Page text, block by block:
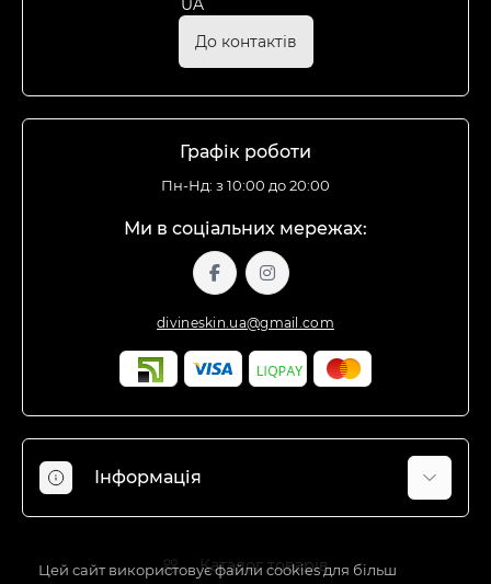
До контактів
Графік роботи
Пн-Нд: з 10:00 до 20:00
Ми в соціальних мережах:
divineskin.ua@gmail.com
Інформація
Доставка
Каталог товарів
Цей сайт використовує файли cookies для більш